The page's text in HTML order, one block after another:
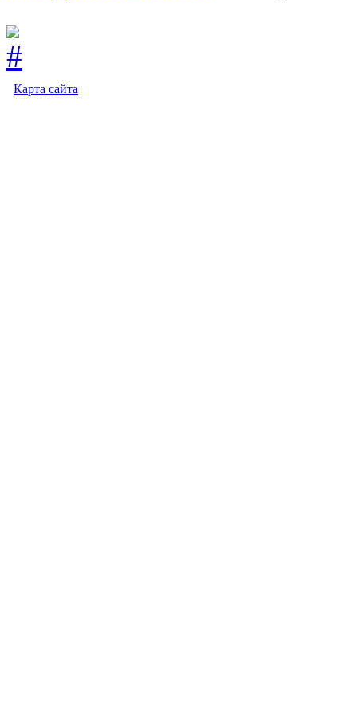
Карта сайта